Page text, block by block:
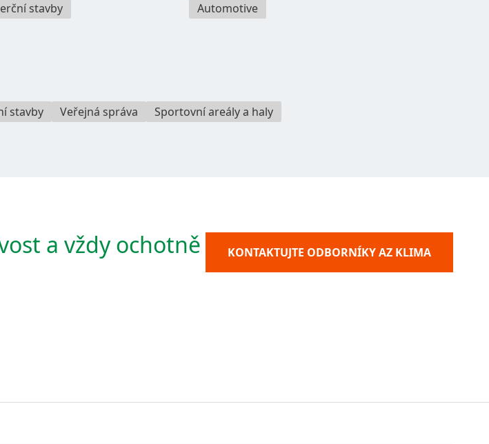
stavby Automotive
stavby Veřejná správa Sportovní areály a haly
a vždy ochotně
KONTAKTUJTE ODBORNÍKY AZ KLIMA